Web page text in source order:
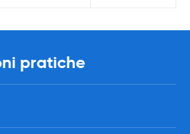
pratiche